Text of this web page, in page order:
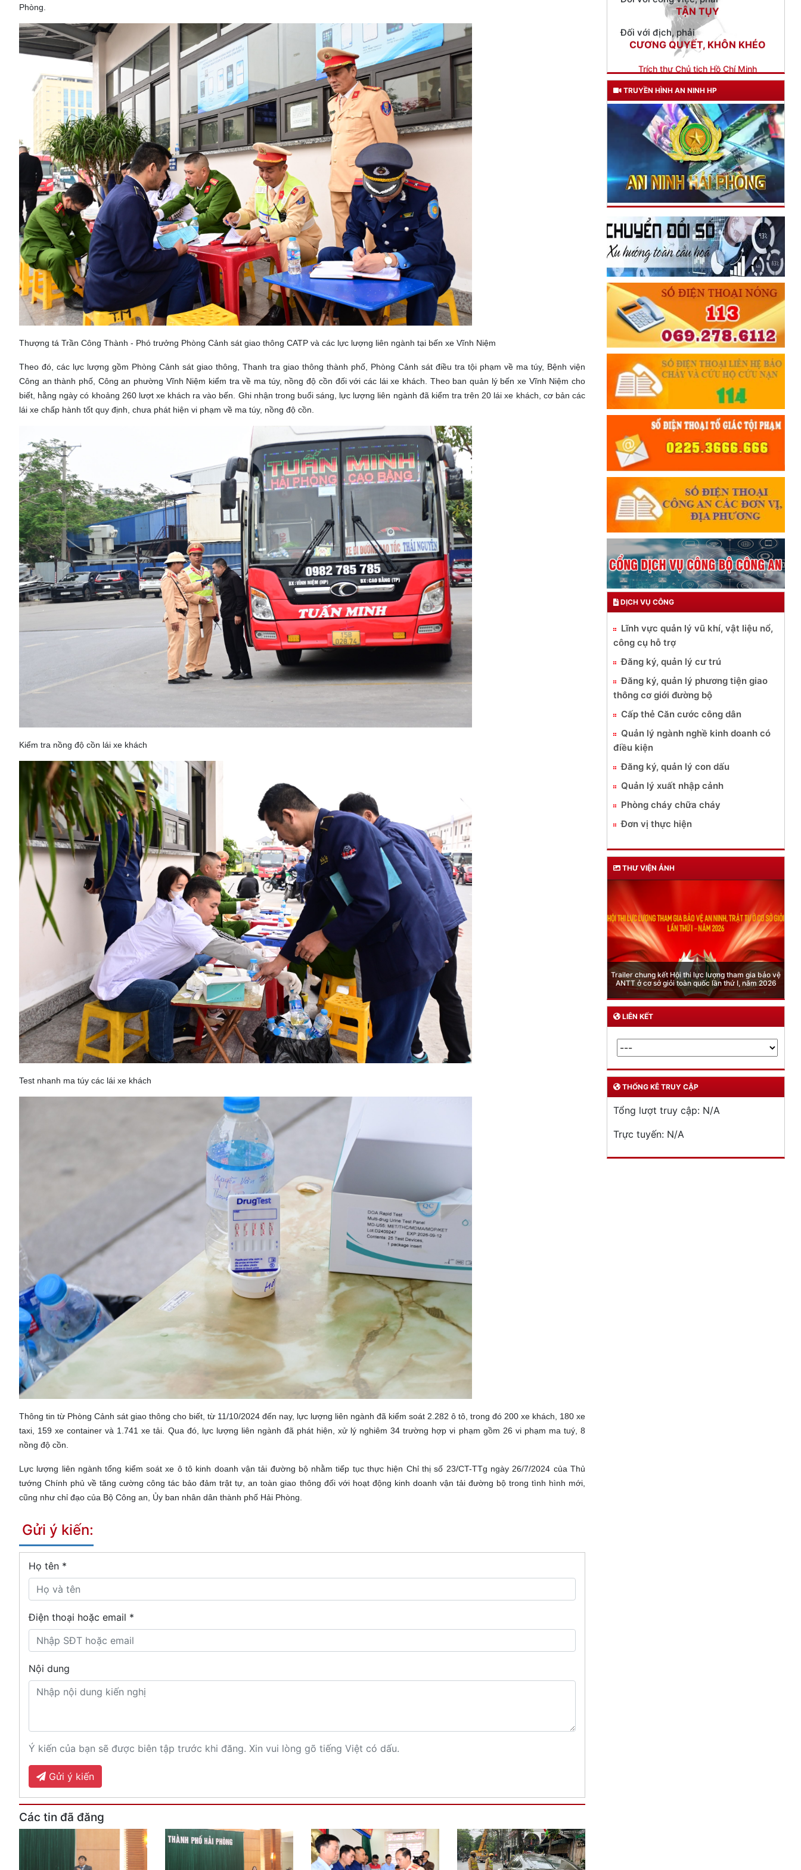
Phòng.
Thượng tá Trần Công Thành - Phó trưởng Phòng Cảnh sát giao thông CATP và các lực lượng liên ngành tại bến xe Vĩnh Niệm
Theo đó, các lực lượng gồm Phòng Cảnh sát giao thông, Thanh tra giao thông thành phố, Phòng Cảnh sát điều tra tội phạm về ma túy, Bệnh viện
Công an thành phố, Công an phường Vĩnh Niệm kiểm tra về ma túy, nồng độ cồn đối với các lái xe khách. Theo ban quản lý bến xe Vĩnh Niệm cho
biết, hằng ngày có khoảng 260 lượt xe khách ra vào bến. Ghi nhận trong buổi sáng, lực lượng liên ngành đã kiểm tra trên 20 lái xe khách, cơ bản các
lái xe chấp hành tốt quy định, chưa phát hiện vi phạm về ma túy, nồng độ cồn.
Kiểm tra nồng độ cồn lái xe khách
Test nhanh ma túy các lái xe khách
Thông tin từ Phòng Cảnh sát giao thông cho biết, từ 11/10/2024 đến nay, lực lượng liên ngành đã kiểm soát 2.282 ô tô, trong đó 200 xe khách, 180 xe
taxi, 159 xe container và 1.741 xe tải. Qua đó, lực lượng liên ngành đã phát hiện, xử lý nghiêm 34 trường hợp vi phạm gồm 26 vi phạm ma tuý, 8
nồng độ cồn.
Lực lượng liên ngành tổng kiểm soát xe ô tô kinh doanh vận tải đường bộ nhằm tiếp tục thực hiện Chỉ thị số 23/CT-TTg ngày 26/7/2024 của Thủ
tướng Chính phủ về tăng cường công tác bảo đảm trật tự, an toàn giao thông đối với hoạt động kinh doanh vận tải đường bộ trong tình hình mới,
cũng như chỉ đạo của Bộ Công an, Ủy ban nhân dân thành phố Hải Phòng.
Gửi ý kiến:
Họ tên *
Điện thoại hoặc email *
Nội dung
Ý kiến của bạn sẽ được biên tập trước khi đăng. Xin vui lòng gõ tiếng Việt có dấu.
Gửi ý kiến
Các tin đã đăng
Trích thư Chủ tịch Hồ Chí Minh
gửi Công an Khu XII,
ngày 11 tháng 3 năm 1948.
TRUYỀN HÌNH AN NINH HP
DỊCH VỤ CÔNG
Lĩnh vực quản lý vũ khí, vật liệu nổ,
công cụ hỗ trợ
Đăng ký, quản lý cư trú
Đăng ký, quản lý phương tiện giao
thông cơ giới đường bộ
Cấp thẻ Căn cước công dân
Quản lý ngành nghề kinh doanh có
điều kiện
Đăng ký, quản lý con dấu
Quản lý xuất nhập cảnh
Phòng cháy chữa cháy
Đơn vị thực hiện
THƯ VIỆN ẢNH
Phòng Quản lý xuất nhập cảnh: Hướng dẫn những
quy định mới trong lĩnh vực xuất cảnh, nhập cảnh
của công dân việt nam từ ngày 01/7/2026
LIÊN KẾT
THỐNG KÊ TRUY CẬP
Tổng lượt truy cập: N/A
Trực tuyến: N/A